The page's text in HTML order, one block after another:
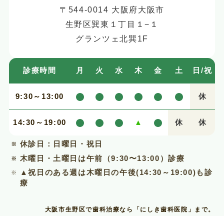
〒544-0014 大阪府大阪市
生野区巽東１丁目１−１
グランツェ北巽1F
診療時間 月 火 水 木 金 土 日/祝
9:30～13:00 休
14:30～19:00 ▲ 休 休
休診日：日曜日・祝日
木曜日・土曜日は午前（9:30〜13:00）診療
▲祝日のある週は木曜日の午後(14:30～19:00)も診
療
大阪市生野区で歯科治療なら「にしき歯科医院」まで。